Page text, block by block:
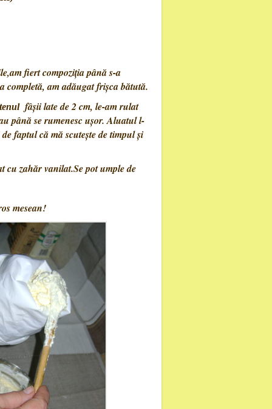
fiert compoziția până s-a
completă, am adăugat frișca bătută.
fâșii late de 2 cm, le-am rulat
până se rumenesc ușor. Aluatul l-
faptul că mă scutește de timpul și
zahăr vanilat.Se pot umple de
mesean!